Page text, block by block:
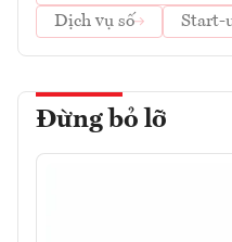
Dịch vụ số
Start-
Đừng bỏ lỡ